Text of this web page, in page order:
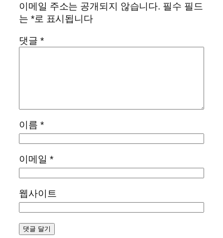
이메일 주소는 공개되지 않습니다. 필수 필드
는 *로 표시됩니다
댓글 *
이름 *
이메일 *
웹사이트